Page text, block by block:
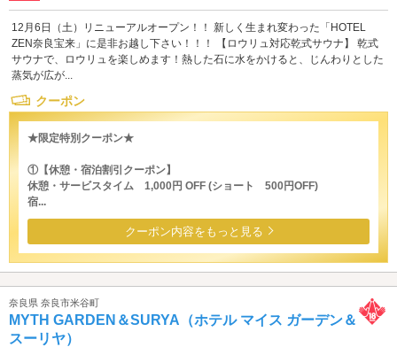
12月6日（土）リニューアルオープン！！ 新しく生まれ変わった「HOTEL
ZEN奈良宝来」に是非お越し下さい！！！ 【ロウリュ対応乾式サウナ】 乾式
サウナで、ロウリュを楽しめます！熱した石に水をかけると、じんわりとした
蒸気が広が...
クーポン
★限定特別クーポン★
①【休憩・宿泊割引クーポン】
休憩・サービスタイム 1,000円 OFF (ショート 500円OFF)
宿...
クーポン内容をもっと見る
奈良県 奈良市米谷町
MYTH GARDEN＆SURYA（ホテル マイス ガーデン＆
スーリヤ）